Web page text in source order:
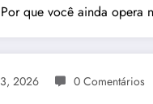
Por que você ainda opera
2026 0 Comentários